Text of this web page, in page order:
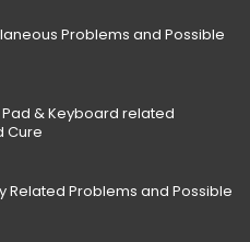
Problems and Possible
& Keyboard related
Cure
Related Problems and Possible